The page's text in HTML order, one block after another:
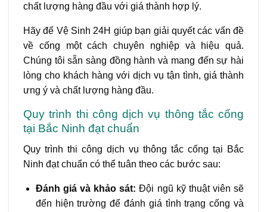
chất lượng hàng đầu với giá thành hợp lý.
Hãy để Vệ Sinh 24H giúp bạn giải quyết các vấn đề
về cống một cách chuyên nghiệp và hiệu quả.
Chúng tôi sẵn sàng đồng hành và mang đến sự hài
lòng cho khách hàng với dịch vụ tận tình, giá thành
ưng ý và chất lượng hàng đầu.
Quy trình thi công dịch vụ thông tắc cống
tại Bắc Ninh đạt chuẩn
Quy trình thi công dịch vụ thông tắc cống tại Bắc
Ninh đạt chuẩn có thể tuân theo các bước sau:
Đánh giá và khảo sát: Đội ngũ kỹ thuật viên sẽ
đến hiện trường để đánh giá tình trạng cống và